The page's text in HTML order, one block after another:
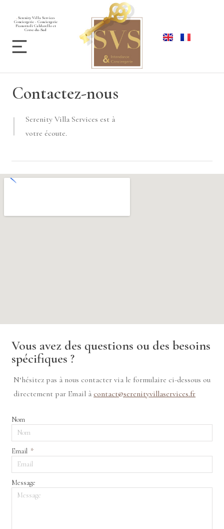
Serenity Villa Services
Conciergerie - Conciergerie
Pianottoli Caldarello et
Corse-du-Sud
Contactez-nous
Serenity Villa Services est à
votre écoute.
Vous avez des questions ou des besoins
spécifiques ?
N‘hésitez pas à nous contacter via le formulaire ci-dessous ou
directement par Email à contact@serenityvillaservices.fr
Nom
Email
Message